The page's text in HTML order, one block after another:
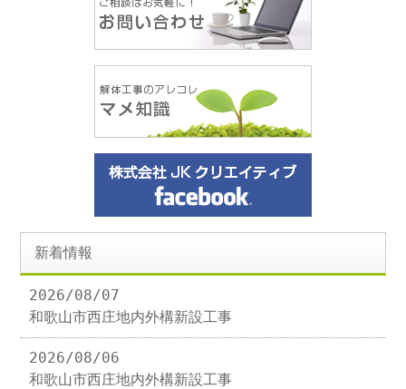
新着情報
2026/08/07
和歌山市西庄地内外構新設工事
2026/08/06
和歌山市西庄地内外構新設工事